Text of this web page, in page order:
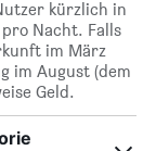
kürzlich in
Nacht. Falls
im März
im August (dem
Geld.